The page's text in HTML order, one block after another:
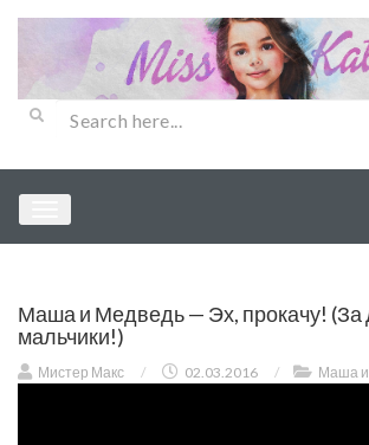
Маша и Медведь — Эх, прокачу! (За
мальчики!)
Мистер Макс / 02.03.2016 / Маша